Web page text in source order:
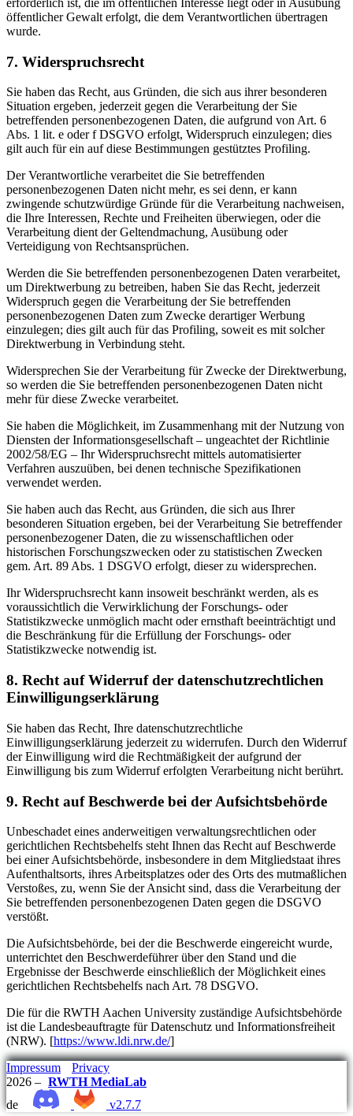
erforderlich ist, die im öffentlichen Interesse liegt oder in Ausübung
öffentlicher Gewalt erfolgt, die dem Verantwortlichen übertragen
wurde.
7. Widerspruchsrecht
Sie haben das Recht, aus Gründen, die sich aus ihrer besonderen
Situation ergeben, jederzeit gegen die Verarbeitung der Sie
betreffenden personenbezogenen Daten, die aufgrund von Art. 6
Abs. 1 lit. e oder f DSGVO erfolgt, Widerspruch einzulegen; dies
gilt auch für ein auf diese Bestimmungen gestütztes Profiling.
Der Verantwortliche verarbeitet die Sie betreffenden
personenbezogenen Daten nicht mehr, es sei denn, er kann
zwingende schutzwürdige Gründe für die Verarbeitung nachweisen,
die Ihre Interessen, Rechte und Freiheiten überwiegen, oder die
Verarbeitung dient der Geltendmachung, Ausübung oder
Verteidigung von Rechtsansprüchen.
Werden die Sie betreffenden personenbezogenen Daten verarbeitet,
um Direktwerbung zu betreiben, haben Sie das Recht, jederzeit
Widerspruch gegen die Verarbeitung der Sie betreffenden
personenbezogenen Daten zum Zwecke derartiger Werbung
einzulegen; dies gilt auch für das Profiling, soweit es mit solcher
Direktwerbung in Verbindung steht.
Widersprechen Sie der Verarbeitung für Zwecke der Direktwerbung,
so werden die Sie betreffenden personenbezogenen Daten nicht
mehr für diese Zwecke verarbeitet.
Sie haben die Möglichkeit, im Zusammenhang mit der Nutzung von
Diensten der Informationsgesellschaft – ungeachtet der Richtlinie
2002/58/EG – Ihr Widerspruchsrecht mittels automatisierter
Verfahren auszuüben, bei denen technische Spezifikationen
verwendet werden.
Sie haben auch das Recht, aus Gründen, die sich aus Ihrer
besonderen Situation ergeben, bei der Verarbeitung Sie betreffender
personenbezogener Daten, die zu wissenschaftlichen oder
historischen Forschungszwecken oder zu statistischen Zwecken
gem. Art. 89 Abs. 1 DSGVO erfolgt, dieser zu widersprechen.
Ihr Widerspruchsrecht kann insoweit beschränkt werden, als es
voraussichtlich die Verwirklichung der Forschungs- oder
Statistikzwecke unmöglich macht oder ernsthaft beeinträchtigt und
die Beschränkung für die Erfüllung der Forschungs- oder
Statistikzwecke notwendig ist.
8. Recht auf Widerruf der datenschutzrechtlichen
Einwilligungserklärung
Sie haben das Recht, Ihre datenschutzrechtliche
Einwilligungserklärung jederzeit zu widerrufen. Durch den Widerruf
der Einwilligung wird die Rechtmäßigkeit der aufgrund der
Einwilligung bis zum Widerruf erfolgten Verarbeitung nicht berührt.
9. Recht auf Beschwerde bei der Aufsichtsbehörde
Unbeschadet eines anderweitigen verwaltungsrechtlichen oder
gerichtlichen Rechtsbehelfs steht Ihnen das Recht auf Beschwerde
bei einer Aufsichtsbehörde, insbesondere in dem Mitgliedstaat ihres
Aufenthaltsorts, ihres Arbeitsplatzes oder des Orts des mutmaßlichen
Verstoßes, zu, wenn Sie der Ansicht sind, dass die Verarbeitung der
Sie betreffenden personenbezogenen Daten gegen die DSGVO
verstößt.
Die Aufsichtsbehörde, bei der die Beschwerde eingereicht wurde,
unterrichtet den Beschwerdeführer über den Stand und die
Ergebnisse der Beschwerde einschließlich der Möglichkeit eines
gerichtlichen Rechtsbehelfs nach Art. 78 DSGVO.
Die für die RWTH Aachen University zuständige Aufsichtsbehörde
ist die Landesbeauftragte für Datenschutz und Informationsfreiheit
(NRW). [https://www.ldi.nrw.de/]
Impressum
Privacy
2026 – RWTH MediaLab
de
v2.7.7